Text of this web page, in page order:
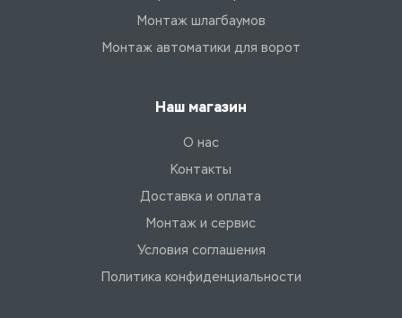
Монтаж шлагбаумов
Монтаж автоматики для ворот
Наш магазин
О нас
Контакты
Доставка и оплата
Монтаж и сервис
Условия соглашения
Политика конфиденциальности